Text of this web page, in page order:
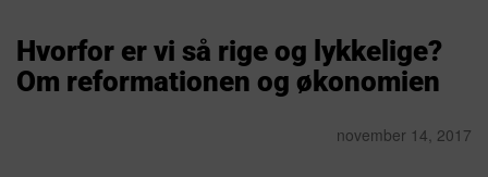
Hvorfor er vi så rige og lykkelige?
Om reformationen og økonomien
november 14, 2017